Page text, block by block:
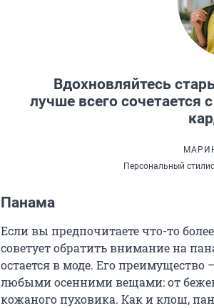
Вдохновляйтесь
лучше всего
Персональный
Панама
Если вы предпочитаете что-то
советует обратить внимание на
остается в моде. Его
любыми осенними вещами: от
кожаного пуховика. Как и клош,